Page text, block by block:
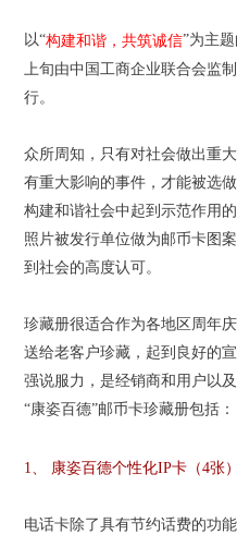
以“构建和谐，共筑诚信”为主
上旬由中国工商企业联合会监
行。
众所周知，只有对社会做出重
有重大影响的事件，才能被选
构建和谐社会中起到示范作用
照片被发行单位做为邮币卡图
到社会的高度认可。
珍藏册很适合作为各地区周年
送给老客户珍藏，起到良好的
强说服力，是经销商和用户以
“康姿百德”邮币卡珍藏册包括：
1、 康姿百德个性化IP卡（4张）
电话卡除了具有节约话费的功